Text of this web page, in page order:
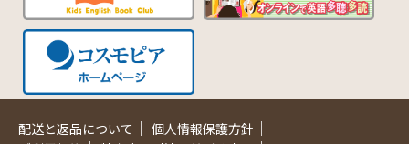
配送と返品について ｜ 個人情報保護方針 ｜